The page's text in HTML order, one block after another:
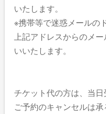
いたします。
※携帯等で迷惑メールの
上記アドレスからのメ
いいたします。
チケット代の方は、当日
ご予約のキャンセルは